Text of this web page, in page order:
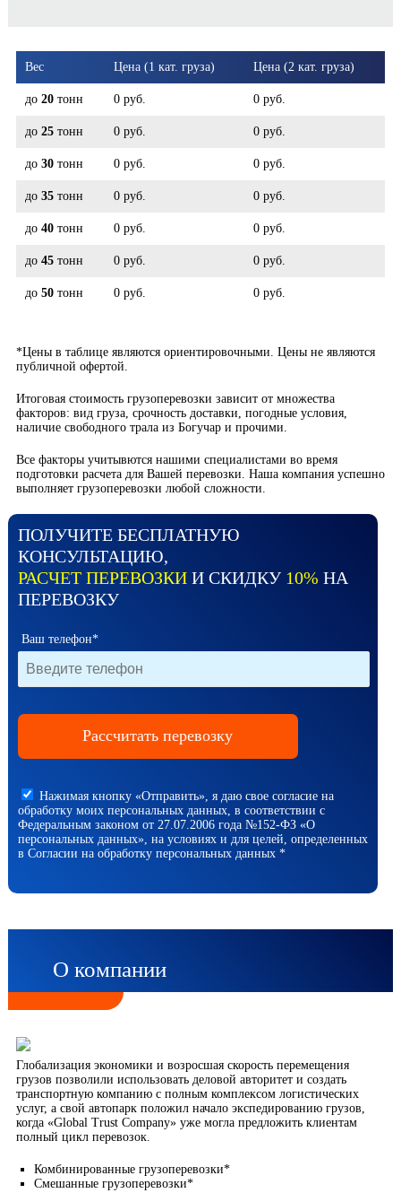
Вес Цена (1 кат. груза) Цена (2 кат. груза)
до 20тонн 0 руб. 0 руб.
до 25тонн 0 руб. 0 руб.
до 30тонн 0 руб. 0 руб.
до 35тонн 0 руб. 0 руб.
до 40тонн 0 руб. 0 руб.
до 45тонн 0 руб. 0 руб.
до 50тонн 0 руб. 0 руб.
*Цены в таблице являются ориентировочными. Цены не являются
публичной офертой.
Итоговая стоимость грузоперевозки зависит от множества
факторов: вид груза, срочность доставки, погодные условия,
наличие свободного трала из Богучар и прочими.
Все факторы учитывются нашими специалистами во время
подготовки расчета для Вашей перевозки. Наша компания успешно
выполняет грузоперевозки любой сложности.
ПОЛУЧИТЕ БЕСПЛАТНУЮ
КОНСУЛЬТАЦИЮ,
РАСЧЕТ ПЕРЕВОЗКИИ СКИДКУ 10% НА
ПЕРЕВОЗКУ
Ваш телефон*
Нажимая кнопку «Отправить», я даю свое согласие на
обработку моих персональных данных, в соответствии с
Федеральным законом от 27.07.2006 года №152-ФЗ «О
персональных данных», на условиях и для целей, определенных
в Согласии на обработку персональных данных *
О компании
Глобализация экономики и возросшая скорость перемещения
грузов позволили использовать деловой авторитет и создать
транспортную компанию с полным комплексом логистических
услуг, а свой автопарк положил начало экспедированию грузов,
когда «Global Trust Company» уже могла предложить клиентам
полный цикл перевозок.
Комбинированные грузоперевозки*
Смешанные грузоперевозки*